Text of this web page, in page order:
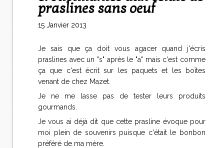
praslines sans oeuf
15 Janvier 2013
Je sais que ça doit vous agacer quand j'écris
praslines avec un "s" après le "a" mais c'est comme
ça que c'est écrit sur les paquets et les boîtes
venant de chez Mazet.
Je ne me lasse pas de tester leurs produits
gourmands.
Je vous ai déjà dit que cette prasline évoque pour
moi plein de souvenirs puisque c'était le bonbon
préféré de ma mère.